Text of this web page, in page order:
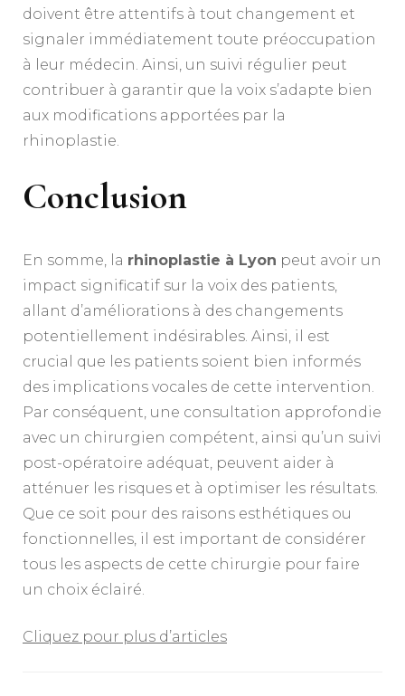
doivent être attentifs à tout changement et
signaler immédiatement toute préoccupation
à leur médecin. Ainsi, un suivi régulier peut
contribuer à garantir que la voix s’adapte bien
aux modifications apportées par la
rhinoplastie.
Conclusion
En somme, la rhinoplastie à Lyon peut avoir un
impact significatif sur la voix des patients,
allant d’améliorations à des changements
potentiellement indésirables. Ainsi, il est
crucial que les patients soient bien informés
des implications vocales de cette intervention.
Par conséquent, une consultation approfondie
avec un chirurgien compétent, ainsi qu’un suivi
post-opératoire adéquat, peuvent aider à
atténuer les risques et à optimiser les résultats.
Que ce soit pour des raisons esthétiques ou
fonctionnelles, il est important de considérer
tous les aspects de cette chirurgie pour faire
un choix éclairé.
Cliquez pour plus d’articles